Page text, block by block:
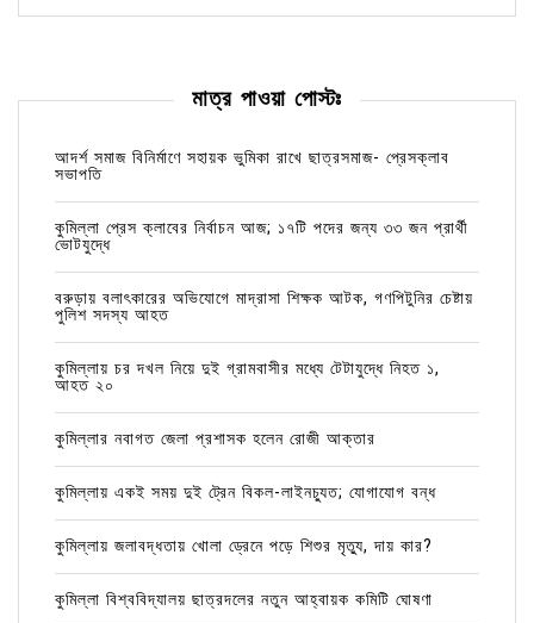
মাত্র পাওয়া পোস্টঃ
আদর্শ সমাজ বিনির্মাণে সহায়ক ভুমিকা রাখে ছাত্রসমাজ- প্রেসক্লাব
সভাপতি
কুমিল্লা প্রেস ক্লাবের নির্বাচন আজ; ১৭টি পদের জন্য ৩৩ জন প্রার্থী
ভোটযুদ্ধে
বরুড়ায় বলাৎকারের অভিযোগে মাদ্রাসা শিক্ষক আটক, গণপিটুনির চেষ্টায়
পুলিশ সদস্য আহত
কুমিল্লায় চর দখল নিয়ে দুই গ্রামবাসীর মধ্যে টেটাযুদ্ধে নিহত ১,
আহত ২০
কুমিল্লার নবাগত জেলা প্রশাসক হলেন রোজী আক্তার
কুমিল্লায় একই সময় দুই ট্রেন বিকল-লাইনচ্যুত; যোগাযোগ বন্ধ
কুমিল্লায় জলাবদ্ধতায় খোলা ড্রেনে পড়ে শিশুর মৃত্যু, দায় কার?
কুমিল্লা বিশ্ববিদ্যালয় ছাত্রদলের নতুন আহ্বায়ক কমিটি ঘোষণা